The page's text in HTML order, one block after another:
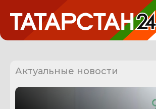
Актуальные новости